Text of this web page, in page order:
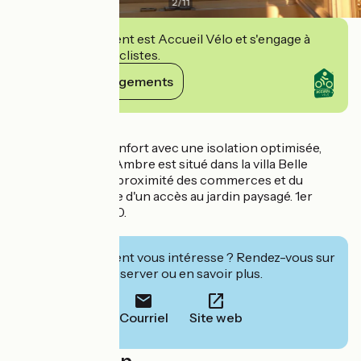
Cet établissement est Accueil Vélo et s'engage à
accueillir des cyclistes.
Voir ses engagements
Lumineux, tout confort avec une isolation optimisée,
l'atypique duplex Ambre est situé dans la villa Belle
Époque "le Nid", à proximité des commerces et du
tramway. Il dispose d'un accès au jardin paysagé. 1er
étage. 1 lit 160x200.
Cet établissement vous intéresse ? Rendez-vous sur
leur site pour réserver ou en savoir plus.
Courriel Site web